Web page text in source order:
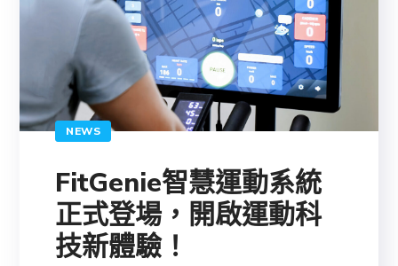
NEWS
FitGenie智慧運動系統
正式登場，開啟運動科
技新體驗！